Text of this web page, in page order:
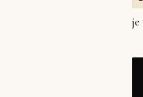
je